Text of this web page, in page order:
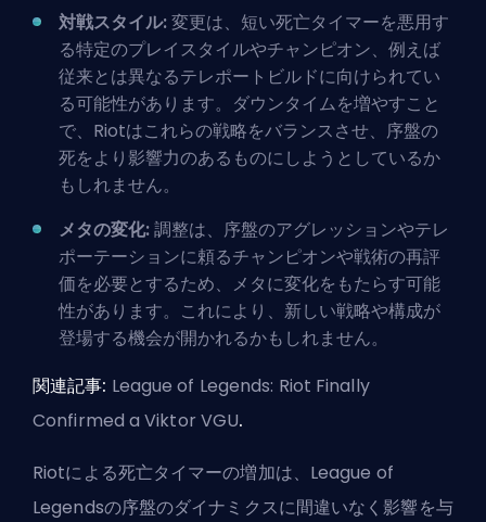
対戦スタイル:変更は、短い死亡タイマーを悪用す
る特定のプレイスタイルやチャンピオン、例えば
従来とは異なるテレポート ビルドに向けられてい
る可能性があります。ダウンタイムを増やすこと
で、Riotはこれらの戦略をバランスさせ、序盤の
死をより影響力のあるものにしようとしているか
もしれません。
メタの変化:調整は、序盤のアグレッションやテレ
ポーテーションに頼るチャンピオンや戦術の再評
価を必要とするため、 メタに変化をもたらす可能
性があります。これにより、新しい戦略や構成が
登場する機会が開かれるかもしれません。
関連記事: League of Legends: Riot Finally
Confirmed a Viktor VGU.
Riotによる死亡タイマーの増加は、League of
Legendsの序盤のダイナミクスに間違いなく影響を与